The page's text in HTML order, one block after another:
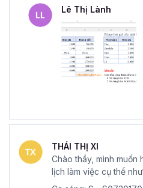
Lê Thị Lành
THÁI THỊ XI
Chào thầy, mình
lịch làm việc cụ thể